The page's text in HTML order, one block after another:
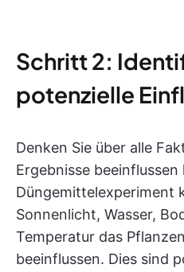
Schritt 2:
potenzielle
Denken Sie über alle
Ergebnisse
Düngemittelexperiment
Sonnenlicht, Wasser,
Temperatur das
beeinflussen. Dies sind